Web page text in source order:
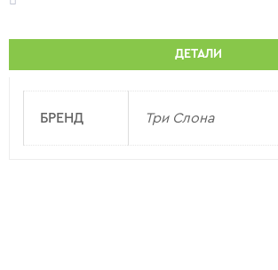
ДЕТАЛИ
БРЕНД Три Слона